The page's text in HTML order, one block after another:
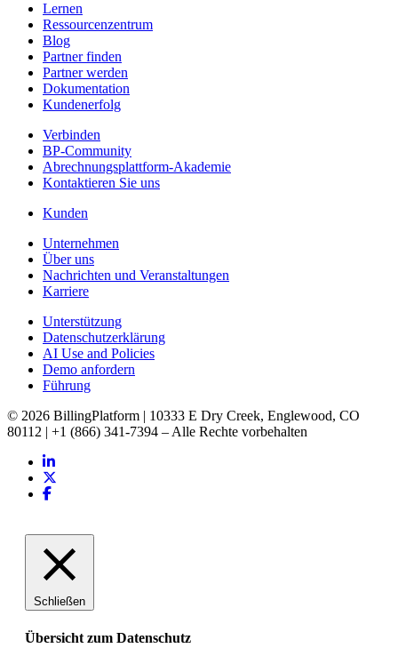
Lernen
Ressourcenzentrum
Blog
Partner finden
Partner werden
Dokumentation
Kundenerfolg
Verbinden
BP-Community
Abrechnungsplattform-Akademie
Kontaktieren Sie uns
Kunden
Unternehmen
Über uns
Nachrichten und Veranstaltungen
Karriere
Unterstützung
Datenschutzerklärung
AI Use and Policies
Demo anfordern
Führung
© 2026 BillingPlatform | 10333 E Dry Creek, Englewood, CO
80112 | +1 (866) 341-7394 – Alle Rechte vorbehalten
Schließen
Übersicht zum Datenschutz